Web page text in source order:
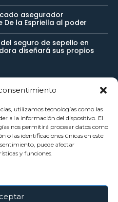
utilizamos tecnologías como las
a la información del dispositivo. El
nos permitirá procesar datos como
o las identificaciones únicas en este
puede afectar
y funciones.
asegurador
la Espriella al poder
seguro de sepelio en
diseñará sus propios
en su buzón de
.